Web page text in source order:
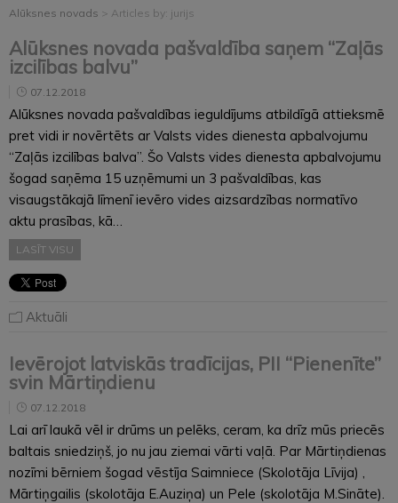
Alūksnes novads > Articles by: jurijs
Alūksnes novada pašvaldība saņem “Zaļās
izcilības balvu”
07.12.2018
Alūksnes novada pašvaldības ieguldījums atbildīgā attieksmē
pret vidi ir novērtēts ar Valsts vides dienesta apbalvojumu
“Zaļās izcilības balva”. Šo Valsts vides dienesta apbalvojumu
šogad saņēma 15 uzņēmumi un 3 pašvaldības, kas
visaugstākajā līmenī ievēro vides aizsardzības normatīvo
aktu prasības, kā…
LASĪT VISU
Aktuāli
Ievērojot latviskās tradīcijas, PII “Pienenīte”
svin Mārtiņdienu
07.12.2018
Lai arī laukā vēl ir drūms un pelēks, ceram, ka drīz mūs priecēs
baltais sniedziņš, jo nu jau ziemai vārti vaļā. Par Mārtiņdienas
nozīmi bērniem šogad vēstīja Saimniece (Skolotāja Līvija) ,
Mārtiņgailis (skolotāja E.Auziņa) un Pele (skolotāja M.Sināte).